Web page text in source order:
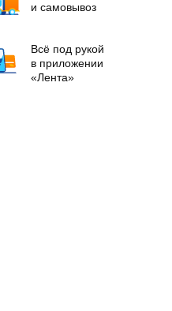
и самовывоз
Всё под рукой
в приложении
«Лента»